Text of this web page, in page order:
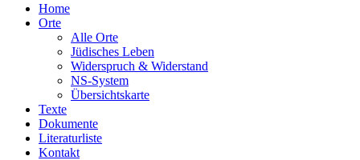
Home
Orte
Alle Orte
Jüdisches Leben
Widerspruch & Widerstand
NS-System
Übersichtskarte
Texte
Dokumente
Literaturliste
Kontakt